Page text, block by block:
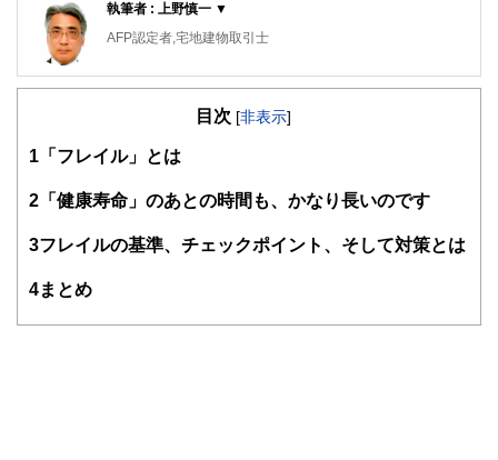
執筆者 : 上野慎一 ▼
AFP認定者,宅地建物取引士
不動産コンサルティングマスター,再開発プランナー
不動産会社に勤務。2015年早期退職。自身の経験をベース
どのテーマに取り組んでいます。「人生は片道きっぷの旅の
屋巡りの旅が楽しみです。
目次 [非表示]
1 「フレイル」とは
2 「健康寿命」のあとの時間も、かなり長いのです
3フレイルの基準、チェックポイント、そして対策とは
4まとめ